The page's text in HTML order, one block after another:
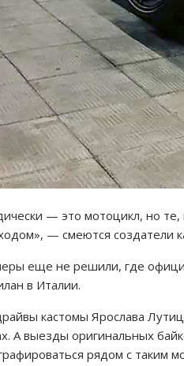
— это мотоцикл, но
— смеются создатели
еще не решили, где
в Италии.
кастомы Ярослава
А выезды оригинальных
рядом с таким